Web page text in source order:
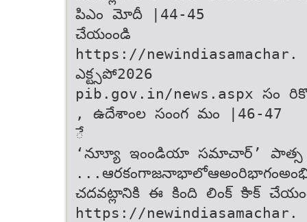
పిఎం మోదీ |44-45
చేయంండి
https://newindiasamachar.
ఎక్ట్స‌పో‌2026
pib.gov.in/news.aspx సం
, ఉదేశాంల సంంగ మం |46-47
ే
‘న్యూూ ఇంండియా సమాచార్’ పాత్స
చదవట్లానికి ఈ కింది లింక్ కిాక్
https://